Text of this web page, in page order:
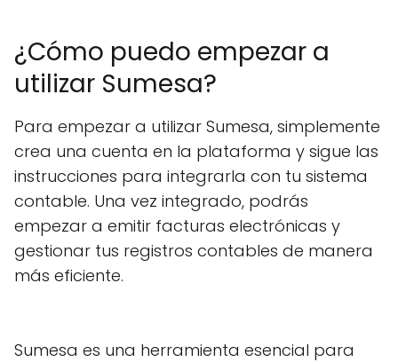
¿Cómo puedo empezar a
utilizar Sumesa?
Para empezar a utilizar Sumesa, simplemente
crea una cuenta en la plataforma y sigue las
instrucciones para integrarla con tu sistema
contable. Una vez integrado, podrás
empezar a emitir facturas electrónicas y
gestionar tus registros contables de manera
más eficiente.
Sumesa es una herramienta esencial para